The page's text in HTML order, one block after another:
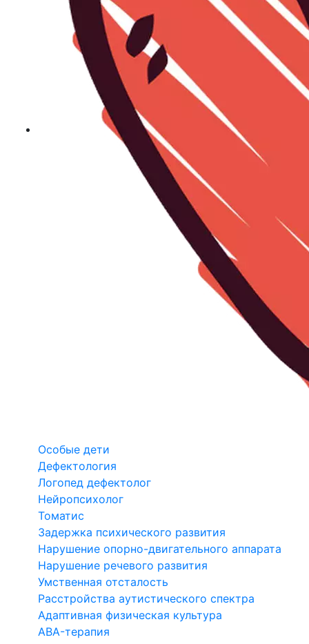
Особые дети
Дефектология
Логопед дефектолог
Нейропсихолог
Томатис
Задержка психического развития
Нарушение опорно-двигательного аппарата
Нарушение речевого развития
Умственная отсталость
Расстройства аутистического спектра
Адаптивная физическая культура
ABA-терапия